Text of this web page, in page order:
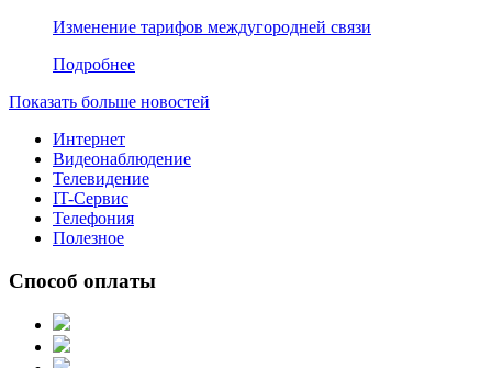
Изменение тарифов междугородней связи
Подробнее
Показать больше новостей
Интернет
Видеонаблюдение
Телевидение
IT-Сервис
Телефония
Полезное
Способ оплаты